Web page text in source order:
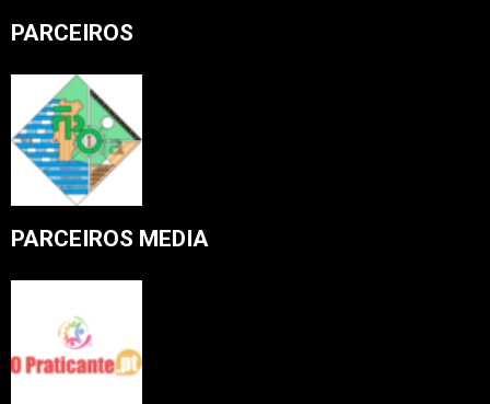
PARCEIROS
PARCEIROS MEDIA